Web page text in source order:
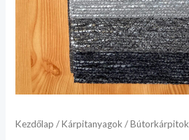
Kezdőlap /Kárpitanyagok /Bútorkárpitok